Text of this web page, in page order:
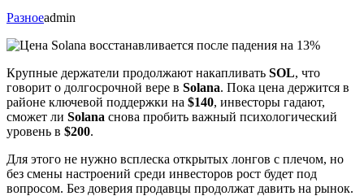
Разноеadmin
Крупные держатели продолжают накапливать SOL, что
говорит о долгосрочной вере в Solana. Пока цена держится в
районе ключевой поддержки на $140, инвесторы гадают,
сможет ли Solana снова пробить важный психологический
уровень в $200.
Для этого не нужно всплеска открытых лонгов с плечом, но
без смены настроений среди инвесторов рост будет под
вопросом. Без доверия продавцы продолжат давить на рынок.